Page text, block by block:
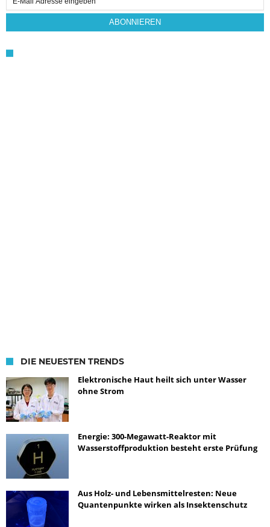
Subscription
ABONNIEREN
DIE NEUESTEN TRENDS
Elektronische Haut heilt sich unter Wasser
ohne Strom
Energie: 300-Megawatt-Reaktor mit
Wasserstoffproduktion besteht erste Prüfung
Aus Holz- und Lebensmittelresten: Neue
Quantenpunkte wirken als Insektenschutz